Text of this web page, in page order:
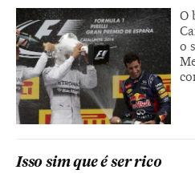
O
o
Isso sim que é ser rico